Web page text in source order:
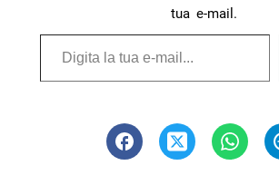
tua e-mail.
Digita la tua e-mail...